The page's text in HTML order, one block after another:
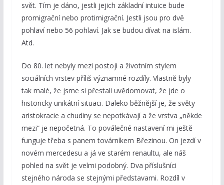
svět. Tím je dáno, jestli jejich základní intuice bude
promigrační nebo protimigrační. Jestli jsou pro dvě
pohlaví nebo 56 pohlaví. Jak se budou dívat na islám.
Atd.
Do 80. let nebyly mezi postoji a životním stylem
sociálních vrstev příliš významné rozdíly. Vlastně byly
tak malé, že jsme si přestali uvědomovat, že jde o
historicky unikátní situaci. Daleko běžnější je, že světy
aristokracie a chudiny se nepotkávají a že vrstva „někde
mezi“ je nepočetná. To poválečné nastavení mi ještě
funguje třeba s panem továrníkem Březinou. On jezdí v
novém mercedesu a já ve starém renaultu, ale náš
pohled na svět je velmi podobný. Dva příslušníci
stejného národa se stejnými představami. Rozdíl v